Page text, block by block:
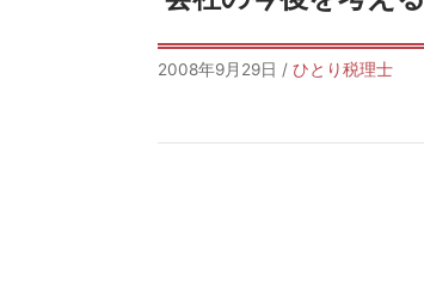
2008年9月29日 / ひとり税理士